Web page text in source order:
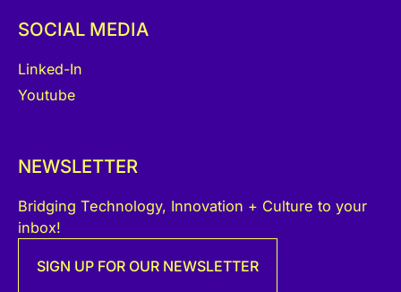
NEWSLETTER
Bridging Technology, Innovation + Culture to your
inbox!
SIGN UP FOR OUR NEWSLETTER
SOCIAL MEDIA
Linked-In
Youtube